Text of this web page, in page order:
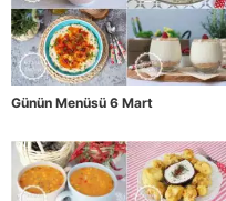
Günün Menüsü 6 Mart